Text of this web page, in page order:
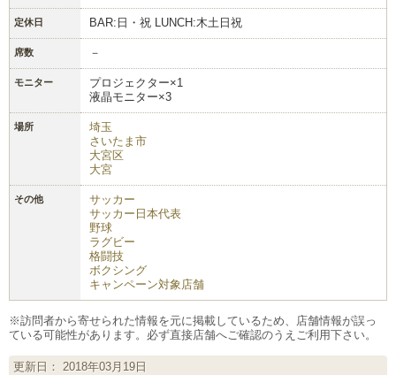
定休日 BAR:日・祝 LUNCH:木土日祝
席数 －
モニター
プロジェクター×1
液晶モニター×3
場所
埼玉
さいたま市
大宮区
大宮
その他
サッカー
サッカー日本代表
野球
ラグビー
格闘技
ボクシング
キャンペーン対象店舗
※訪問者から寄せられた情報を元に掲載しているため、店舗情報が誤っ
ている可能性があります。必ず直接店舗へご確認のうえご利用下さい。
更新日： 2018年03月19日